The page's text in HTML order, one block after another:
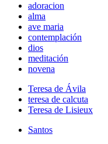
adoracion
alma
ave maria
contemplación
dios
meditación
novena
Teresa de Ávila
teresa de calcuta
Teresa de Lisieux
Santos